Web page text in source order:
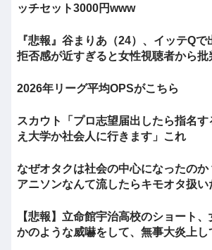
ッチセット3000円www
『悲報』谷まりあ（24）、イッテQ
拒否感が近すぎると女性視聴者から
2026年リーグ平均OPSがこちら
スカウト「プロ志望届出したら指名
え大学か社会人に行きます」これ
なぜオタクは社会の中心になったのか
アニソンなんて流したらキモオタ扱い
【悲報】立命館宇治高校のショート
かのような威嚇をして、無事大炎上し